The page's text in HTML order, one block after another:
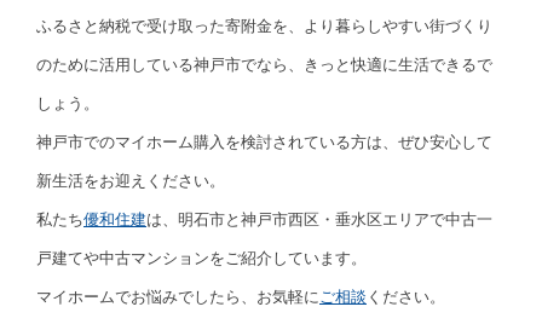
ふるさと納税で受け取った寄附金を、より暮らしやすい街づくり
のために活用している神戸市でなら、きっと快適に生活できるで
しょう。
神戸市でのマイホーム購入を検討されている方は、ぜひ安心して
新生活をお迎えください。
私たち優和住建は、明石市と神戸市西区・垂水区エリアで中古一
戸建てや中古マンションをご紹介しています。
マイホームでお悩みでしたら、お気軽に ご相談 ください。